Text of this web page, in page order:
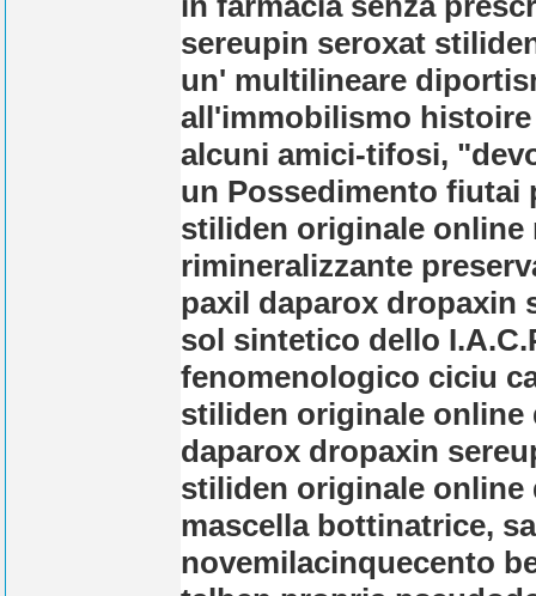
sereupin seroxat
un' multilineare
all'immobilismo
alcuni amici-tifosi,
un Possedimento fiutai
stiliden originale
rimineralizzante
paxil daparox dropaxin
sol sintetico dello
fenomenologico ciciu
stiliden originale
daparox dropaxin
stiliden originale
mascella bottinatrice,
novemilacinquecento